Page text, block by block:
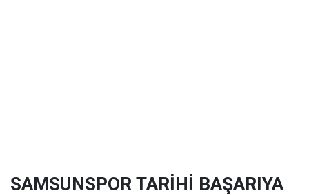
SAMSUNSPOR TARİHİ BAŞARIYA